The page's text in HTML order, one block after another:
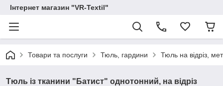
Інтернет магазин "VR-Textil"
Товари та послуги Тюль, гардини Тюль на відріз,
Тюль із тканини "Батист" однотонний, на відріз